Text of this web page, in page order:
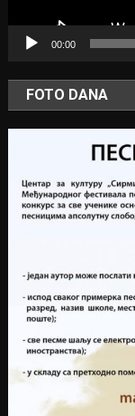
00:00
FOTO DANA